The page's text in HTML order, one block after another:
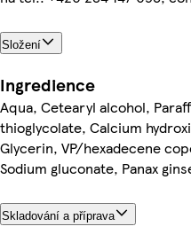
Složení
Ingredience
Aqua, Cetearyl alcohol,
thioglycolate, Calcium
Glycerin, VP/hexadecene
Sodium gluconate, Panax
Skladování a příprava